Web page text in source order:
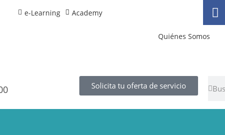
e-Learning Academy
Quiénes Somos
Solicita tu oferta de servicio